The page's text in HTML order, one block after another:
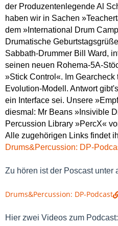
der Produzentenlegende Al
haben wir in Sachen
dem »International Drum
Drumatische
Sabbath-Drummer Bill Ward,
seinen neuen Rohema-5A-
»Stick Control«. Im
Evolution-Modell. Antwort
ein Interface sei. Unsere
diesmal: Mr Beans »Insivible
Percussion Library »PercX«
Alle zugehörigen Links findet
Drums&Percussion: DP-
Zu hören ist der Poscast unter
Drums&Percussion: DP-Podcast
Hier zwei Videos zum Podcast: